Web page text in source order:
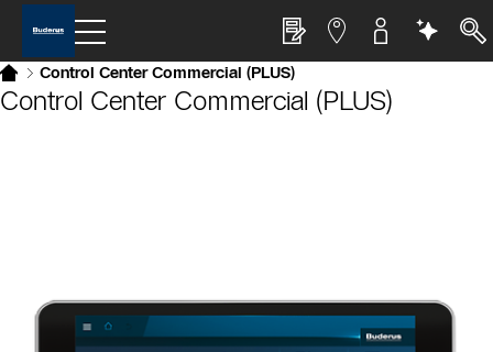
Control Center Commercial (PLUS)
Control Center Commercial (PLUS)